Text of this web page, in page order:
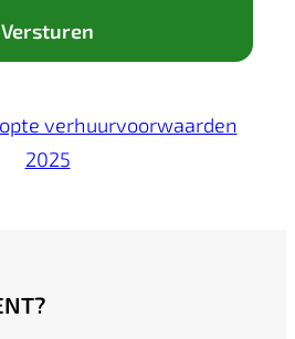
verhuurvoorwaarden
2025